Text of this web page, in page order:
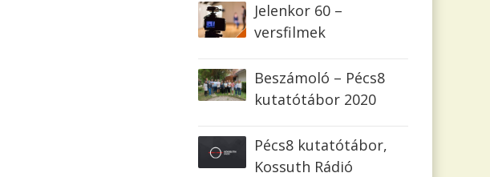
Jelenkor 60 –
versfilmek
Beszámoló – Pécs8
kutatótábor 2020
Pécs8 kutatótábor,
Kossuth Rádió